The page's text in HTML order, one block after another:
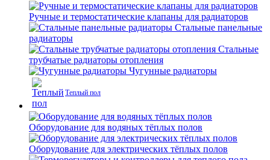
Ручные и термостатические клапаны для радиаторов
Стальные панельные
радиаторы
Стальные
трубчатые радиаторы отопления
Чугунные радиаторы
Теплый пол
Оборудование для водяных тёплых полов
Оборудование для электрических тёплых полов